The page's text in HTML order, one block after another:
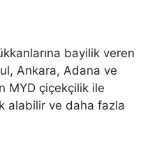
bayilik veren
Ankara, Adana ve
MYD çiçekçilik ile
alabilir ve daha fazla